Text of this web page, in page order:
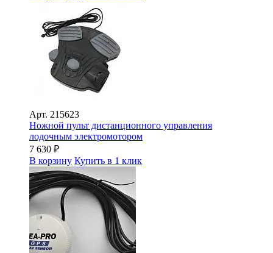
Арт. 215623
Ножной пульт дистанционного управления
лодочным электромотором
7 630 ₽
В корзину Купить в 1 клик